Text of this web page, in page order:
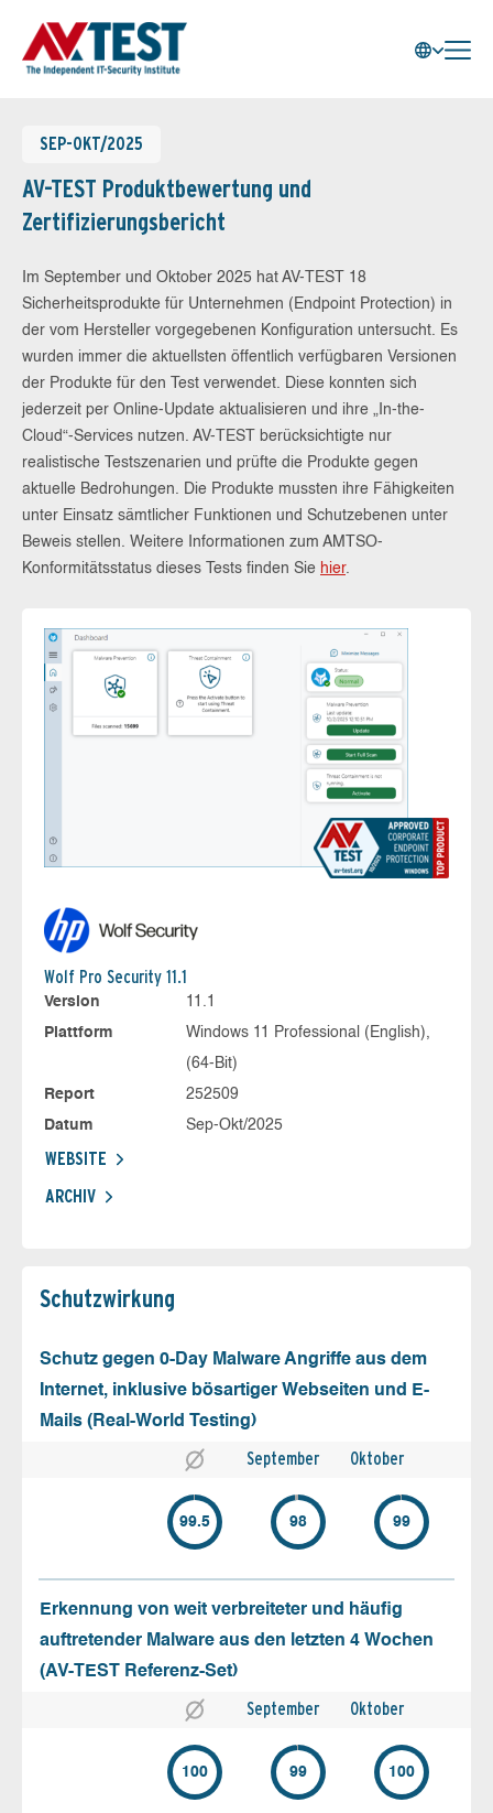
SEP-OKT/2025
AV-TEST Produktbewertung und
Zertifizierungsbericht
Im September und Oktober 2025 hat AV-TEST 18
Sicherheitsprodukte für Unternehmen (Endpoint Protection) in
der vom Hersteller vorgegebenen Konfiguration untersucht. Es
wurden immer die aktuellsten öffentlich verfügbaren Versionen
der Produkte für den Test verwendet. Diese konnten sich
jederzeit per Online-Update aktualisieren und ihre „In-the-
Cloud“-Services nutzen. AV-TEST berücksichtigte nur
realistische Testszenarien und prüfte die Produkte gegen
aktuelle Bedrohungen. Die Produkte mussten ihre Fähigkeiten
unter Einsatz sämtlicher Funktionen und Schutzebenen unter
Beweis stellen. Weitere Informationen zum AMTSO-
Konformitätsstatus dieses Tests finden Sie hier.
Wolf Pro Security 11.1
Version
11.1
Plattform
Windows 11 Professional (English),
(64-Bit)
Report
252509
Datum
Sep-Okt/2025
WEBSITE
ARCHIV
Schutz­wirkung
Schutz gegen 0-Day Malware Angriffe aus dem
Internet, inklusive bösartiger Webseiten und E-
Mails (Real-World Testing)
September Oktober
99.5 98 99
Erkennung von weit verbreiteter und häufig
auftretender Malware aus den letzten 4 Wochen
(AV-TEST Referenz-Set)
September Oktober
100 99 100